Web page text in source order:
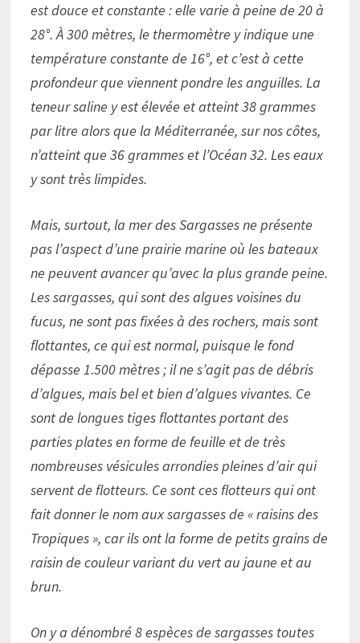
est douce et constante : elle varie à peine de 20 à
28°. À 300 mètres, le thermomètre y indique une
température constante de 16°, et c’est à cette
profondeur que viennent pondre les anguilles. La
teneur saline y est élevée et atteint 38 grammes
par litre alors que la Méditerranée, sur nos côtes,
n’atteint que 36 grammes et l’Océan 32. Les eaux
y sont très limpides.
Mais, surtout, la mer des Sargasses ne présente
pas l’aspect d’une prairie marine où les bateaux
ne peuvent avancer qu’avec la plus grande peine.
Les sargasses, qui sont des algues voisines du
fucus, ne sont pas fixées à des rochers, mais sont
flottantes, ce qui est normal, puisque le fond
dépasse 1.500 mètres ; il ne s’agit pas de débris
d’algues, mais bel et bien d’algues vivantes. Ce
sont de longues tiges flottantes portant des
parties plates en forme de feuille et de très
nombreuses vésicules arrondies pleines d’air qui
servent de flotteurs. Ce sont ces flotteurs qui ont
fait donner le nom aux sargasses de « raisins des
Tropiques », car ils ont la forme de petits grains de
raisin de couleur variant du vert au jaune et au
brun.
On y a dénombré 8 espèces de sargasses toutes